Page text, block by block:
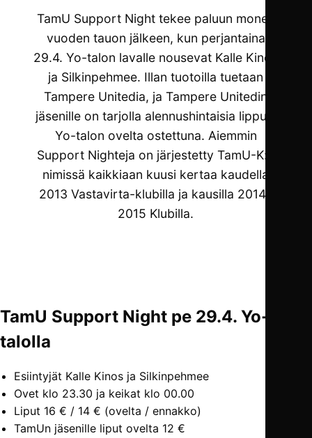
TamU Support Night tekee paluun monen
vuoden tauon jälkeen, kun perjantaina
29.4. Yo-talon lavalle nousevat Kalle Kinos
ja Silkinpehmee. Illan tuotoilla tuetaan
Tampere Unitedia, ja Tampere Unitedin
jäsenille on tarjolla alennushintaisia lippuja
Yo-talon ovelta ostettuna. Aiemmin
Support Nighteja on järjestetty TamU-K:n
nimissä kaikkiaan kuusi kertaa kaudella
2013 Vastavirta-klubilla ja kausilla 2014–
2015 Klubilla.
TamU Support Night pe 29.4. Yo-
talolla
Esiintyjät Kalle Kinos ja Silkinpehmee
Ovet klo 23.30 ja keikat klo 00.00
Liput 16 € / 14 € (ovelta / ennakko)
TamUn jäsenille liput ovelta 12 €